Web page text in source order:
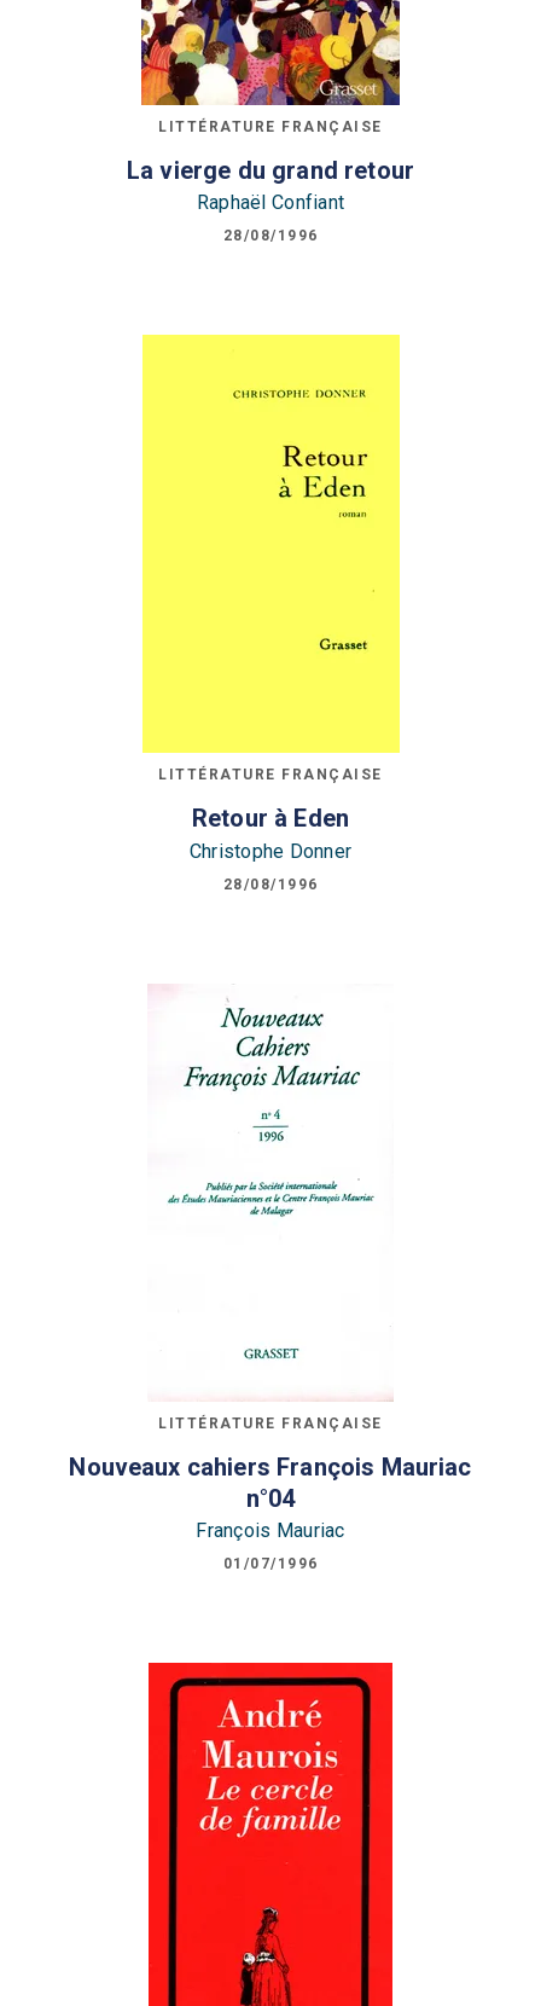
LITTÉRATURE FRANÇAISE
La vierge du grand retour
Raphaël Confiant
28/08/1996
LITTÉRATURE FRANÇAISE
Retour à Eden
Christophe Donner
28/08/1996
LITTÉRATURE FRANÇAISE
Nouveaux cahiers François Mauriac
n°04
François Mauriac
01/07/1996